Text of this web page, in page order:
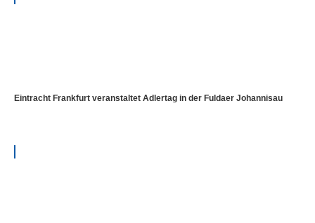
Eintracht Frankfurt veranstaltet Adlertag in der Fuldaer Johannisau